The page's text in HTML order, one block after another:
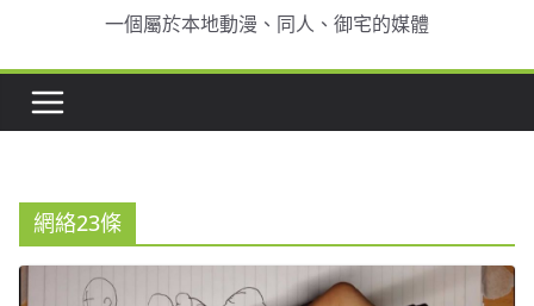
一個屬於本地動漫、同人、御宅的媒體
網絡23條